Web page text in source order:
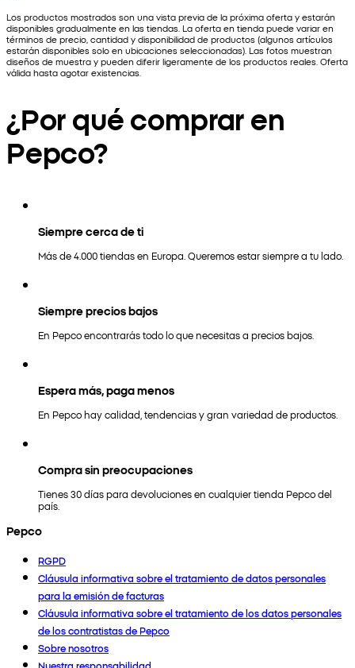
Los productos mostrados son una vista previa de la próxima oferta y estarán
disponibles gradualmente en las tiendas. La oferta en tienda puede variar en
términos de precio, cantidad y disponibilidad de productos (algunos artículos
estarán disponibles solo en ubicaciones seleccionadas). Las fotos muestran
diseños de muestra y pueden diferir ligeramente de los productos reales. Oferta
válida hasta agotar existencias.
¿Por qué comprar en
Pepco?
Siempre cerca de ti
Más de 4.000 tiendas en Europa. Queremos estar siempre a tu lado.
Siempre precios bajos
En Pepco encontrarás todo lo que necesitas a precios bajos.
Espera más, paga menos
En Pepco hay calidad, tendencias y gran variedad de productos.
Compra sin preocupaciones
Tienes 30 días para devoluciones en cualquier tienda Pepco del
país.
Pepco
RGPD
Cláusula informativa sobre el tratamiento de datos personales
para la emisión de facturas
Cláusula informativa sobre el tratamiento de los datos personales
de los contratistas de Pepco
Sobre nosotros
Nuestra responsabilidad